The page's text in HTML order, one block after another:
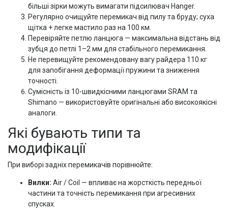
більші зірки можуть вимагати підсилювач Hanger.
Регулярно очищуйте перемикач від пилу та бруду; суха
щітка + легке мастило раз на 100 км.
Перевіряйте петлю ланцюга — максимальна відстань від
зубця до петлі 1–2 мм для стабільного перемикання.
Не перевищуйте рекомендовану вагу райдера 110 кг
для запобігання деформації пружини та зниження
точності.
Сумісність із 10-швидкісними ланцюгами SRAM та
Shimano — використовуйте оригінальні або високоякісні
аналоги.
Які бувають типи та
модифікації
При виборі задніх перемикачів порівнюйте:
Вилки: Air / Coil — впливає на жорсткість передньої
частини та точність перемикання при агресивних
спусках.